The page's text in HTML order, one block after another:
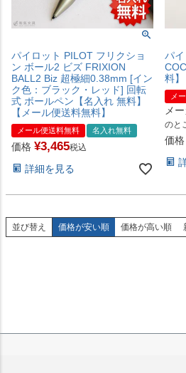
パイロット PILOT フリクショ
ン ボール2 ビズ FRIXION
BALL2 Biz 超極細0.38mm [イン
ク色：ブラック・レッド] 回転
式 ボールペン【名入れ 無料】
【メール便送料無料】
メール便送料無料 名入れ無料
価格 ¥3,465税込
詳細を見る
パ
料】
メ
メ
のと
価格
並び替え 価格が安い順 価格が高い順